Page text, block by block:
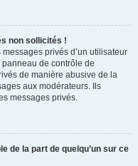
non sollicités !
privés d’un utilisateur
de contrôle de
de manière abusive de la
aux modérateurs. Ils
messages privés.
de la part de quelqu’un sur ce